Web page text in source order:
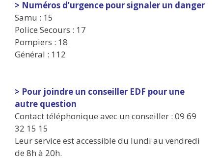
> Numéros d’urgence pour signaler un danger
Samu : 15
Police Secours : 17
Pompiers : 18
Général : 112
> Pour joindre un conseiller EDF pour une
autre question
Contact téléphonique avec un conseiller : 09 69
32 15 15
Leur service est accessible du lundi au vendredi
de 8h à 20h.